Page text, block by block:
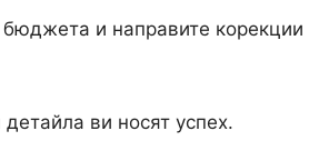
и направите корекции
ви носят успех.